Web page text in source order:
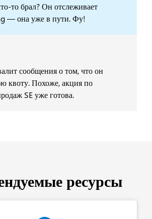
то брал? Он отслеживает
— она уже в пути. Фу!
сообщения о том, что он
квоту. Похоже, акция по
SE уже готова.
ресурсы